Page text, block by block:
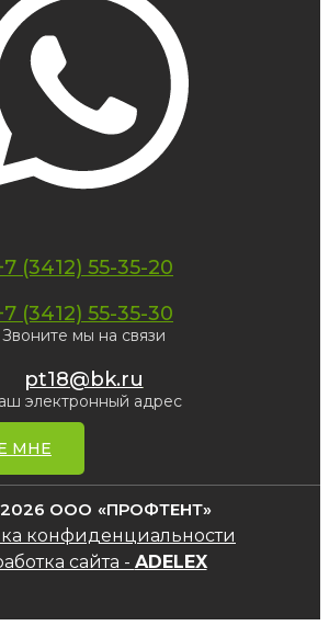
(3412) 55-35-20
(3412) 55-35-30
Звоните мы на связи
pt18@bk.ru
электронный адрес
МНЕ
2026 ООО «ПРОФТЕНТ»
конфиденциальности
сайта - ADELEX